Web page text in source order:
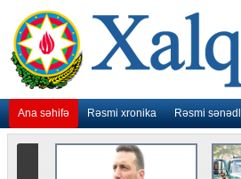
Ana səhifə Rəsmi xronika Rəsmi